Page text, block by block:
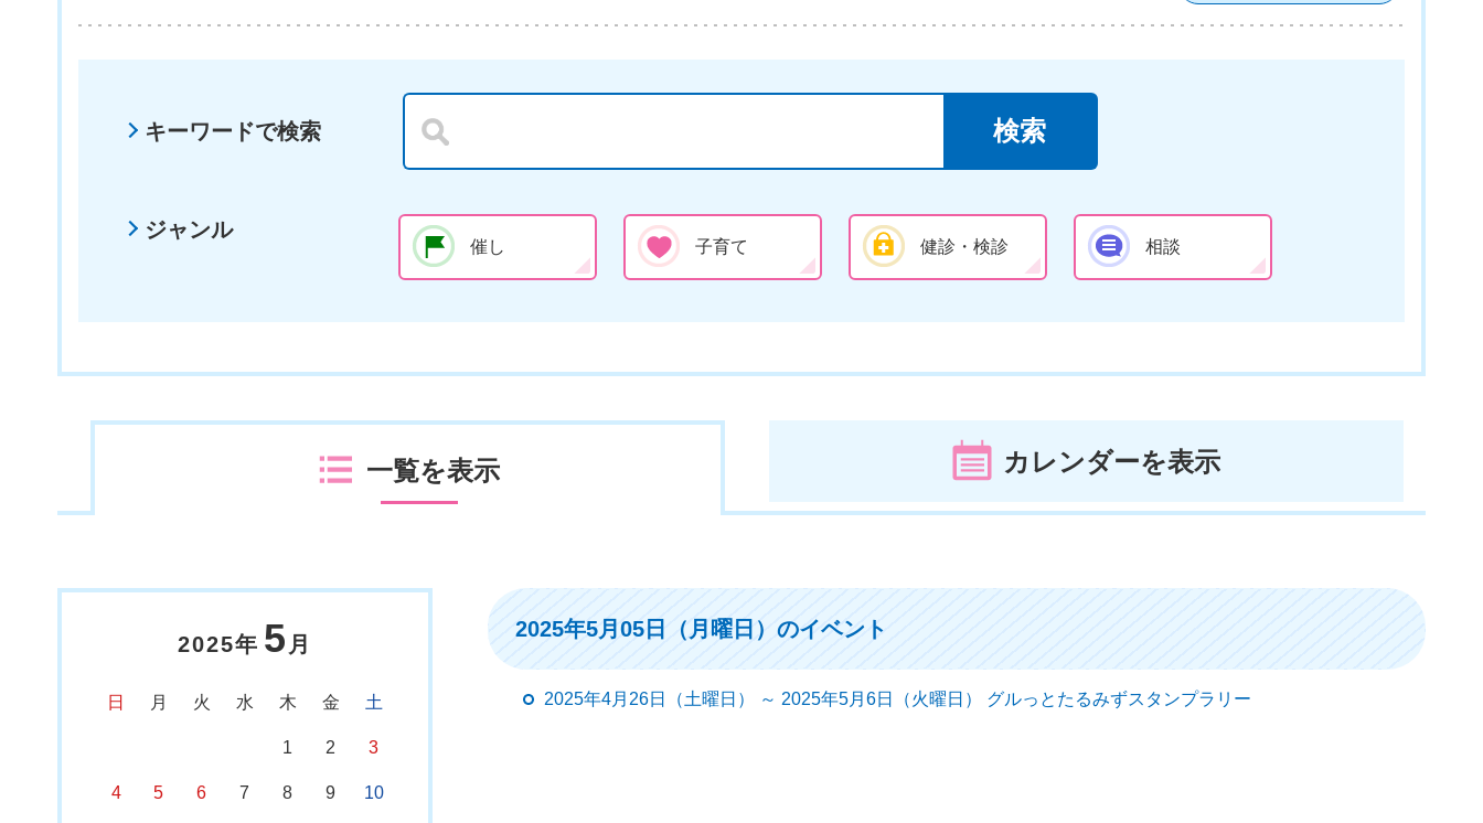
キーワードで検索
ジャンル
催し 子育て 健診・検診 相談
一覧を表示 カレンダーを表示
2025年 5 月
日 月 火 水 木 金 土
1 2 3
4 5 6 7 8 9 10
2025年5月05日（月曜日）のイベント
2025年4月26日（土曜日） ～ 2025年5月6日（火曜日） グルっとたるみずスタンプラリー